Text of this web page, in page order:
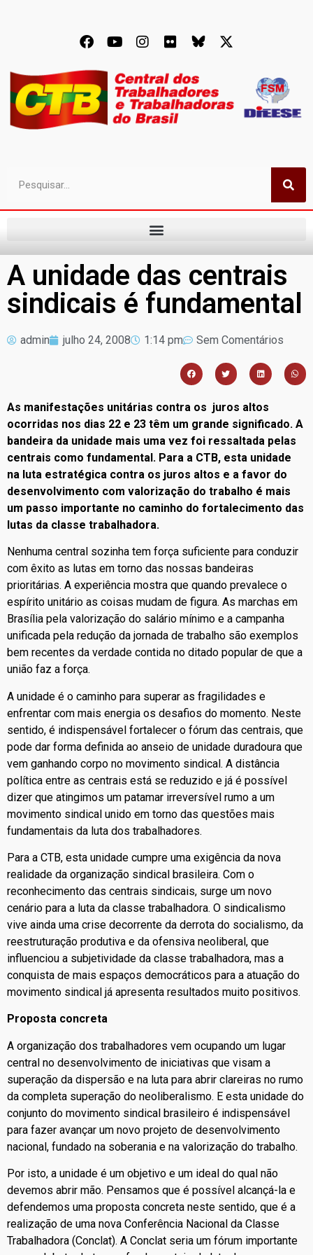
A unidade das centrais
sindicais é fundamental
admin julho 24, 2008 1:14 pm Sem Comentários
As manifestações unitárias contra os juros altos
ocorridas nos dias 22 e 23 têm um grande significado. A
bandeira da unidade mais uma vez foi ressaltada pelas
centrais como fundamental. Para a CTB, esta unidade
na luta estratégica contra os juros altos e a favor do
desenvolvimento com valorização do trabalho é mais
um passo importante no caminho do fortalecimento das
lutas da classe trabalhadora.
Nenhuma central sozinha tem força suficiente para conduzir
com êxito as lutas em torno das nossas bandeiras
prioritárias. A experiência mostra que quando prevalece o
espírito unitário as coisas mudam de figura. As marchas em
Brasília pela valorização do salário mínimo e a campanha
unificada pela redução da jornada de trabalho são exemplos
bem recentes da verdade contida no ditado popular de que a
união faz a força.
A unidade é o caminho para superar as fragilidades e
enfrentar com mais energia os desafios do momento. Neste
sentido, é indispensável fortalecer o fórum das centrais, que
pode dar forma definida ao anseio de unidade duradoura que
vem ganhando corpo no movimento sindical. A distância
política entre as centrais está se reduzido e já é possível
dizer que atingimos um patamar irreversível rumo a um
movimento sindical unido em torno das questões mais
fundamentais da luta dos trabalhadores.
Para a CTB, esta unidade cumpre uma exigência da nova
realidade da organização sindical brasileira. Com o
reconhecimento das centrais sindicais, surge um novo
cenário para a luta da classe trabalhadora. O sindicalismo
vive ainda uma crise decorrente da derrota do socialismo, da
reestruturação produtiva e da ofensiva neoliberal, que
influenciou a subjetividade da classe trabalhadora, mas a
conquista de mais espaços democráticos para a atuação do
movimento sindical já apresenta resultados muito positivos.
Proposta concreta
A organização dos trabalhadores vem ocupando um lugar
central no desenvolvimento de iniciativas que visam a
superação da dispersão e na luta para abrir clareiras no rumo
da completa superação do neoliberalismo. E esta unidade do
conjunto do movimento sindical brasileiro é indispensável
para fazer avançar um novo projeto de desenvolvimento
nacional, fundado na soberania e na valorização do trabalho.
Por isto, a unidade é um objetivo e um ideal do qual não
devemos abrir mão. Pensamos que é possível alcançá-la e
defendemos uma proposta concreta neste sentido, que é a
realização de uma nova Conferência Nacional da Classe
Trabalhadora (Conclat). A Conclat seria um fórum importante